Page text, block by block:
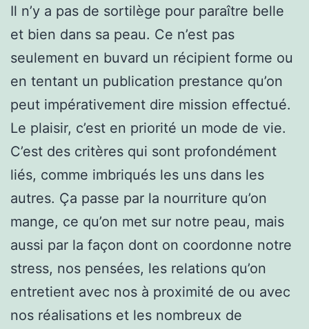
Il n’y a pas de sortilège pour paraître belle
et bien dans sa peau. Ce n’est pas
seulement en buvard un récipient forme ou
en tentant un publication prestance qu’on
peut impérativement dire mission effectué.
Le plaisir, c’est en priorité un mode de vie.
C’est des critères qui sont profondément
liés, comme imbriqués les uns dans les
autres. Ça passe par la nourriture qu’on
mange, ce qu’on met sur notre peau, mais
aussi par la façon dont on coordonne notre
stress, nos pensées, les relations qu’on
entretient avec nos à proximité de ou avec
nos réalisations et les nombreux de